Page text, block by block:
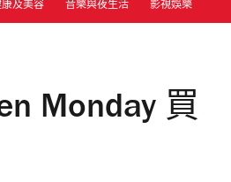
康及美容 音樂與夜生活 影視娛樂
Monday 買